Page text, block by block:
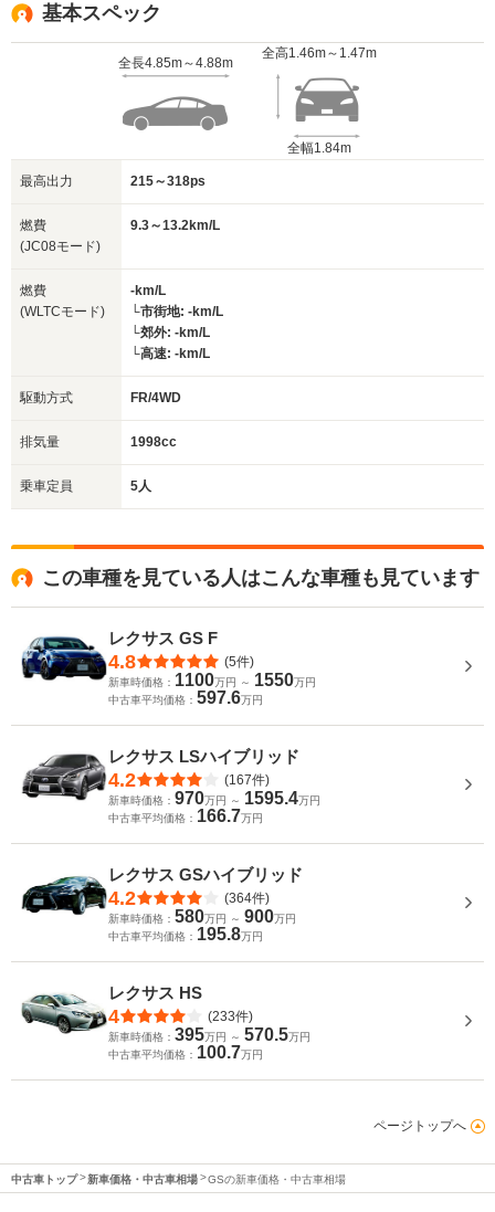
基本スペック
全長4.85m～4.88m
全高1.46m～1.47m
全幅1.84m
最高出力 215～318ps
燃費
(JC08モード)
9.3～13.2km/L
燃費
(WLTCモード)
-km/L
└市街地: -km/L
└郊外: -km/L
└高速: -km/L
駆動方式 FR/4WD
排気量 1998cc
乗車定員 5人
この車種を見ている人はこんな車種も見ています
レクサス GS F
4.8 (5件)
新車時価格： 1100万円 ～ 1550万円
中古車平均価格： 597.6万円
レクサス LSハイブリッド
4.2 (167件)
新車時価格： 970万円 ～ 1595.4万円
中古車平均価格： 166.7万円
レクサス GSハイブリッド
4.2 (364件)
新車時価格： 580万円 ～ 900万円
中古車平均価格： 195.8万円
レクサス HS
4 (233件)
新車時価格： 395万円 ～ 570.5万円
中古車平均価格： 100.7万円
ページトップへ
中古車トップ 新車価格・中古車相場 GSの新車価格・中古車相場